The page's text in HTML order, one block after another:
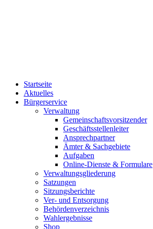
Startseite
Aktuelles
Bürgerservice
Verwaltung
Gemeinschaftsvorsitzender
Geschäftsstellenleiter
Ansprechpartner
Ämter & Sachgebiete
Aufgaben
Online-Dienste & Formulare
Verwaltungsgliederung
Satzungen
Sitzungsberichte
Ver- und Entsorgung
Behördenverzeichnis
Wahlergebnisse
Shop